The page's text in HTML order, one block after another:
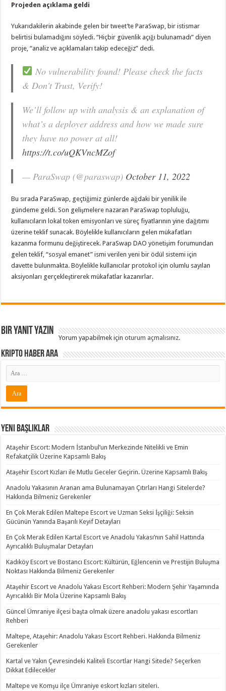
Projeden açıklama geldi
Yukarıdakilerin akabinde gelen bir tweet’te ParaSwap, bir istismar
belirtisi bulamadığını söyledi. “Hiçbir güvenlik açığı bulunamadı” diyen
proje, “analiz ve açıklamaları takip edeceğiz” dedi.
No vulnerability found! Please check the facts
& Don't Trust, Verify!
We’ll follow up with analysis & an explanation of
what’s a deployer address and how we made sure
they have no power at all!
https://t.co/uQKVncMZof
— ParaSwap (@paraswap) October 11, 2022
Bu sırada ParaSwap, geçtiğimiz günlerde ağdaki bir yenilik ile
gündeme geldi. Son gelişmelere nazaran ParaSwap topluluğu,
kullanıcıların lokal token emisyonları ve süreç fiyatlarının yine dağıtımı
üzerine teklif sunacak. Böylelikle kullanıcıların gelen mükafatları
kazanma formunu değiştirecek. ParaSwap DAO yönetişim forumundan
gelen teklif, “sosyal emanet” ismi verilen yeni bir ödül sistemi için
davette bulunmakta. Böylelikle kullanıcılar protokol için olumlu sayılan
aksiyonları gerçekleştirerek mükafatlar kazanırlar.
Bir yanıt yazın
Yorum yapabilmek içinoturum açmalısınız.
Kripto Haber ARA
Yeni Başlıklar
Ataşehir Escort: Modern İstanbul’un Merkezinde Nitelikli ve Emin
Refakatçilik Üzerine Kapsamlı Bakış
Ataşehir Escort Kızları ile Mutlu Geceler Geçirin. Üzerine Kapsamlı Bakış
Anadolu Yakasının Aranan ama Bulunamayan Çıtırları Hangi Sitelerde?
Hakkında Bilmeniz Gerekenler
En Çok Merak Edilen Maltepe Escort ve Uzman Seksi İşçiliği: Seksin
Gücünün Yanında Başarılı Keyif Detayları
En Çok Merak Edilen Kartal Escort ve Anadolu Yakası’nın Sahil Hattında
Ayrıcalıklı Buluşmalar Detayları
Kadıköy Escort ve Bostancı Escort: Kültürün, Eğlencenin ve Prestijin Buluşma
Noktası Hakkında Bilmeniz Gerekenler
Ataşehir Escort ve Anadolu Yakası Escort Rehberi: Modern Şehir Yaşamında
Ayrıcalıklı Bir Mola Üzerine Kapsamlı Bakış
Güncel Ümraniye ilçesi başta olmak üzere anadolu yakası escortları
Rehberi
Maltepe, Ataşehir: Anadolu Yakası Escort Rehberi. Hakkında Bilmeniz
Gerekenler
Kartal ve Yakın Çevresindeki Kaliteli Escortlar Hangi Sitede? Seçerken
Dikkat Edilecekler
Maltepe ve Komşu ilçe Ümraniye eskort kızları siteleri.